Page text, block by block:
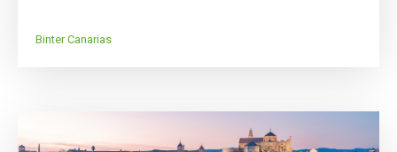
Binter Canarias